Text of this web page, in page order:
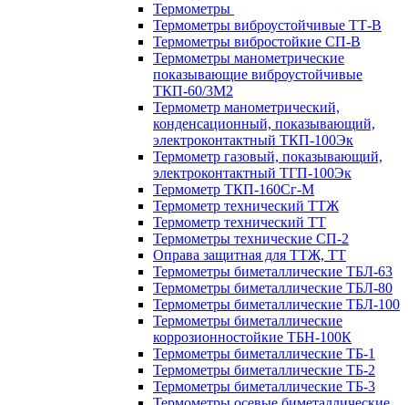
Термометры
Термометры виброустойчивые ТТ-В
Термометры вибростойкие СП-В
Термометры манометрические
показывающие виброустойчивые
ТКП-60/3М2
Термометр манометрический,
конденсационный, показывающий,
электроконтактный ТКП-100Эк
Термометр газовый, показывающий,
электроконтактный ТГП-100Эк
Термометр ТКП-160Сг-М
Термометр технический ТТЖ
Термометр технический ТТ
Термометры технические СП-2
Оправа защитная для ТТЖ, ТТ
Термометры биметаллические ТБЛ-63
Термометры биметаллические ТБЛ-80
Термометры биметаллические ТБЛ-100
Термометры биметаллические
коррозионностойкие ТБН-100К
Термометры биметаллические ТБ-1
Термометры биметаллические ТБ-2
Термометры биметаллические ТБ-3